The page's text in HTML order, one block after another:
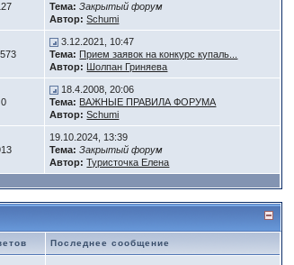
Тема: Закрытый форум
Автор: Schumi
3.12.2021, 10:47
Тема: Прием заявок на конкурс купаль...
Автор: Шолпан Гриняева
0
18.4.2008, 20:06
Тема: ВАЖНЫЕ ПРАВИЛА ФОРУМА
Автор: Schumi
19.10.2024, 13:39
Тема: Закрытый форум
Автор: Туристочка Елена
Последнее сообщение